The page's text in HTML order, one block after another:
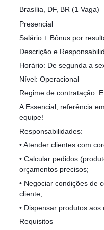
Brasília, DF, BR (1 Vaga)
Presencial
Salário + Bônus por
Descrição e
Horário: De segunda a
Nível: Operacional
Regime de contratação:
A Essencial, referência
equipe!
Responsabilidades:
• Atender clientes com
• Calcular pedidos
orçamentos precisos;
• Negociar condições de
cliente;
• Dispensar produtos
Requisitos